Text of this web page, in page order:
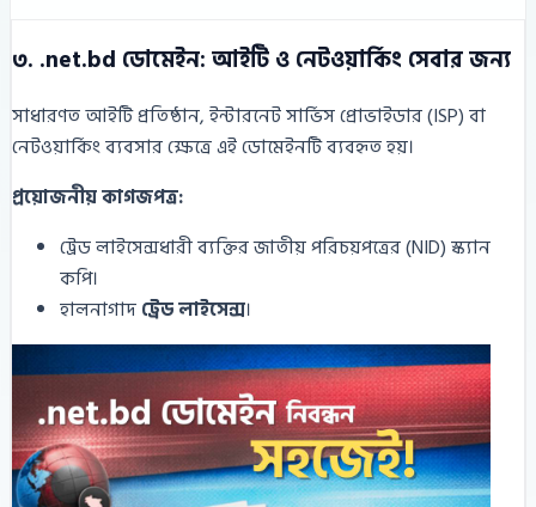
৩. .net.bd ডোমেইন: আইটি ও নেটওয়ার্কিং সেবার জন্য
সাধারণত আইটি প্রতিষ্ঠান, ইন্টারনেট সার্ভিস প্রোভাইডার (ISP) বা
নেটওয়ার্কিং ব্যবসার ক্ষেত্রে এই ডোমেইনটি ব্যবহৃত হয়।
প্রয়োজনীয় কাগজপত্র:
ট্রেড লাইসেন্সধারী ব্যক্তির জাতীয় পরিচয়পত্রের (NID) স্ক্যান
কপি।
হালনাগাদট্রেড লাইসেন্স।